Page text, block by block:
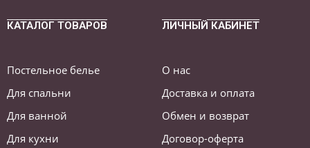
КАТАЛОГ ТОВАРОВ
Постельное белье
Для спальни
Для ванной
Для кухни
ЛИЧНЫЙ КАБИНЕТ
О нас
Доставка и оплата
Обмен и возврат
Договор-оферта